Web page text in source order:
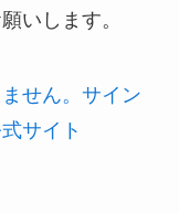
いします。
せん。サイン
サイト